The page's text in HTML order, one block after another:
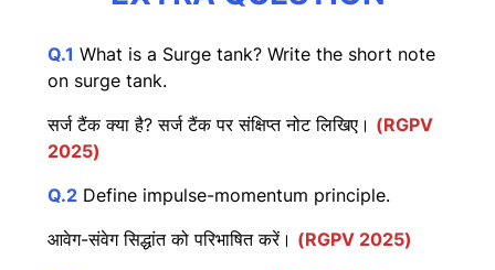
Q.1 What is a Surge tank? Write the short note
on surge tank.
सर्ज टैंक क्या है? सर्ज टैंक पर संक्षिप्त नोट लिखिए। (RGPV
2025)
Q.2 Define impulse-momentum principle.
आवेग-संवेग सिद्धांत को परिभाषित करें। (RGPV 2025)